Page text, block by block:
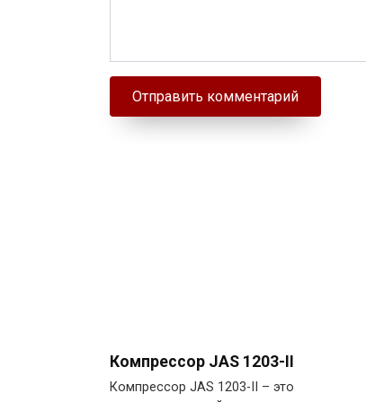
Компрессор JAS 1203-II
Компрессор JAS 1203-II – это